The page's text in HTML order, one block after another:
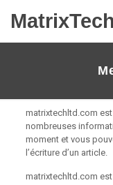
matrixtechltd.com
nombreuses
moment et vous
l’écriture d’un article.
matrixtechltd.com